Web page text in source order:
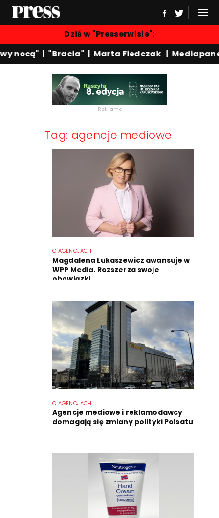
Dziś w "Presserwisie":
nocą" "Bracia"| Marta Fiedczak
Reklama
Tag: agencje mediowe
O AGENCJACH
Magdalena Łukaszewicz awansuje w
WPP Media. Rozszerza swoje
obowiązki
O AGENCJACH
Agencje mediowe i reklamodawcy
domagają się zmiany polityki Polsatu